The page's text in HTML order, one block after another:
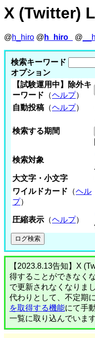
X (Twitter)
@h_hiro @ h_hiro_ @
検索キーワード
オプション
【試験運用中】除外キ
ーワード （ヘルプ）
自動投稿 （ヘルプ）
検索する期間
検索対象
大文字・小文字
ワイルドカード （ヘル
プ）
圧縮表示 （ヘルプ）
【2023.8.13告知】X
得することができなく
で更新されなくなりまし
代わりとして、不定期に
を取得する機能にて手
一覧に取り込んでいます